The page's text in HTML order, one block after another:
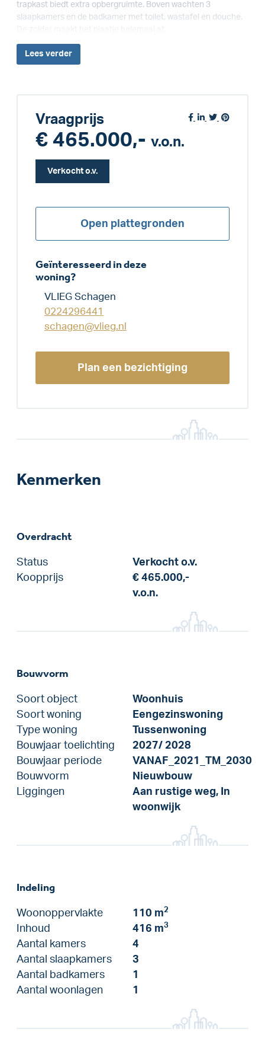
trapkast biedt extra opbergruimte. Boven wachten 3
slaapkamers en de badkamer met toilet, wastafel en douche.
Lees verder
Vraagprijs
€ 465.000,- v.o.n.
Verkocht o.v.
Open plattegronden
Geïnteresseerd in deze
woning?
VLIEG Schagen
0224296441
schagen@vlieg.nl
Plan een bezichtiging
Kenmerken
Overdracht
Status
Verkocht o.v.
Koopprijs
€ 465.000,-
v.o.n.
Bouwvorm
Soort object
Woonhuis
Soort woning
Eengezinswoning
Type woning
Tussenwoning
Bouwjaar toelichting
2027/ 2028
Bouwjaar periode
VANAF_2021_TM_2030
Bouwvorm
Nieuwbouw
Liggingen
Aan rustige weg, In
woonwijk
Indeling
Woonoppervlakte 110 m2
Inhoud 416 m3
Aantal kamers
4
Aantal slaapkamers
3
Aantal badkamers
1
Aantal woonlagen
1